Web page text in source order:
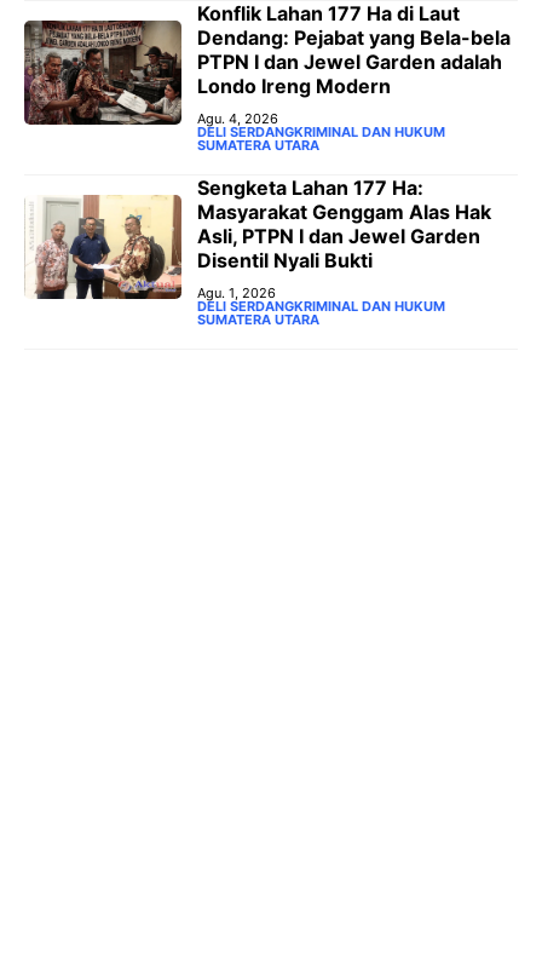
Konflik Lahan 177 Ha di Laut
Dendang: Pejabat yang Bela-bela
PTPN I dan Jewel Garden adalah
Londo Ireng Modern
Agu. 4, 2026
DELI SERDANGKRIMINAL DAN HUKUM
SUMATERA UTARA
Sengketa Lahan 177 Ha:
Masyarakat Genggam Alas Hak
Asli, PTPN I dan Jewel Garden
Disentil Nyali Bukti
Agu. 1, 2026
DELI SERDANGKRIMINAL DAN HUKUM
SUMATERA UTARA